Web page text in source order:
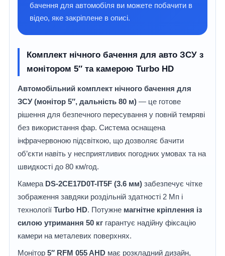
бачення для автомобіля ви можете побачити в
відео, яке закріплене в описі.
Комплект нічного бачення для авто ЗСУ з
монітором 5″ та камерою Turbo HD
Автомобільний комплект нічного бачення для
ЗСУ (монітор 5″, дальність 80 м) — це готове
рішення для безпечного пересування у повній темряві
без використання фар. Система оснащена
інфрачервоною підсвіткою, що дозволяє бачити
об’єкти навіть у несприятливих погодних умовах та на
швидкості до 80 км/год.
Камера DS-2CE17D0T-IT5F (3.6 мм) забезпечує чітке
зображення завдяки роздільній здатності 2 Мп і
технології Turbo HD. Потужне магнітне кріплення із
силою утримання 50 кг гарантує надійну фіксацію
камери на металевих поверхнях.
Монітор 5″ RFM 055 AHD має розкладний дизайн,